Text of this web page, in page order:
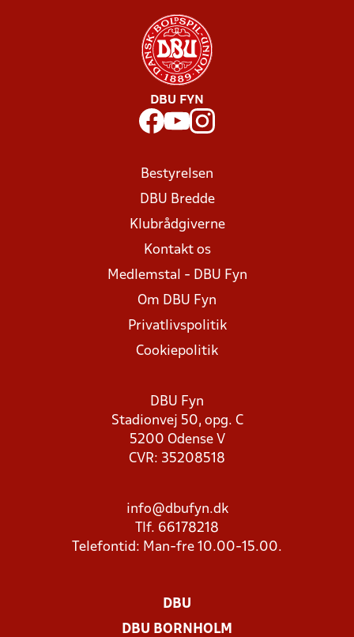
DBU FYN
Bestyrelsen
DBU Bredde
Klubrådgiverne
Kontakt os
Medlemstal - DBU Fyn
Om DBU Fyn
Privatlivspolitik
Cookiepolitik
DBU Fyn
Stadionvej 50, opg. C
5200 Odense V
CVR: 35208518
info@dbufyn.dk
Tlf. 66178218
Telefontid: Man-fre 10.00-15.00.
DBU
DBU BORNHOLM